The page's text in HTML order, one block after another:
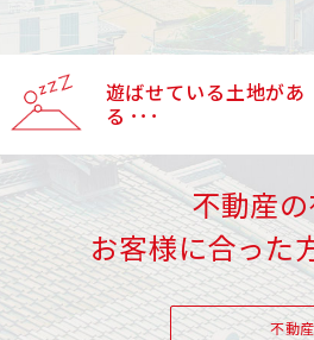
遊ばせている土地があ
る ･･･
不動産
お客様に合った
不動